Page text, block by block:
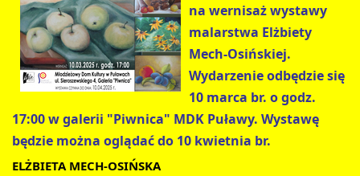
na wernisaż wystawy
malarstwa Elżbiety
Mech-Osińskiej.
Wydarzenie odbędzie się
10 marca br. o godz.
17:00 w galerii "Piwnica" MDK Puławy. Wystawę
będzie można oglądać do 10 kwietnia br.
ELŻBIETA MECH-OSIŃSKA